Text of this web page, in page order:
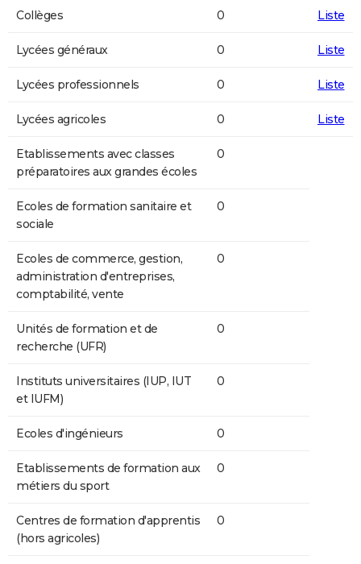
Collèges 0 Liste
Lycées généraux 0 Liste
Lycées professionnels 0 Liste
Lycées agricoles 0 Liste
Etablissements avec classes
préparatoires aux grandes écoles
0
Ecoles de formation sanitaire et
sociale
0
Ecoles de commerce, gestion,
administration d'entreprises,
comptabilité, vente
0
Unités de formation et de
recherche (UFR)
0
Instituts universitaires (IUP, IUT
et IUFM)
0
Ecoles d'ingénieurs 0
Etablissements de formation aux
métiers du sport
0
Centres de formation d'apprentis
(hors agricoles)
0